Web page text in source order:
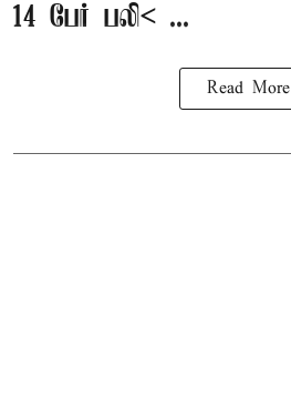
14 பேர் பலி< ...
Read More